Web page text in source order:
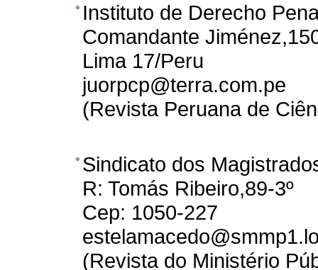
Instituto de Derecho
Comandante
Lima 17/Peru
juorpcp@terra.com.pe
(Revista Peruana de
Sindicato dos
R: Tomás Ribeiro,89-3º
Cep: 1050-227
(Revista do Ministério